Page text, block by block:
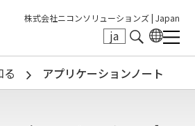
株式会社ニコンソリューションズ | Japan
ja
る アプリケーションノート